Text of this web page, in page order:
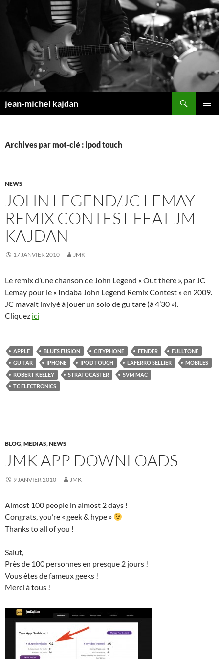
jean-michel kajdan
Archives par mot-clé : ipod touch
NEWS
JOHN LEGEND/JC LEMAY
REMIX CONTEST FEAT JM
KAJDAN
17 JANVIER 2010 JMK
Le remix d’une chanson de John Legend « Out there », par JC
Lemay pour le « Indaba John Legend Remix Contest » en 2009.
JC m’avait inviyé à jouer un solo de guitare (à 4’30 »).
Cliquez ici
APPLE BLUES FUSION CITYPHONE FENDER
FULLTONE
GUITAR
IPHONE IPOD TOUCH LAFERRO SELLIER
MOBILES
ROBERT KEELEY
STRATOCASTER
SVM MAC
TC ELECTRONICS
BLOG,MEDIAS,NEWS
JMK APP DOWNLOADS
9 JANVIER 2010 JMK
Almost 100 people in almost 2 days !
Congrats, you’re « geek & hype »
Thanks to all of you !
Salut,
Près de 100 personnes en presque 2 jours !
Vous êtes de fameux geeks !
Merci à tous !